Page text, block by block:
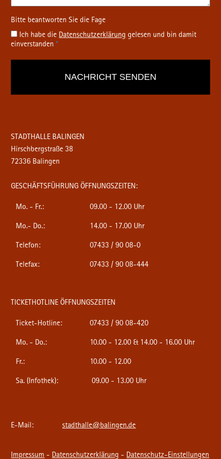
Ich habe die Datenschutz­erklärung gelesen und bin damit
einverstanden*
STADTHALLE BALINGEN
Hirschbergstraße 38
72336 Balingen
GESCHÄFTSFÜHRUNG ÖFFNUNGSZEITEN:
Mo. - Fr.: 09.00 - 12.00 Uhr
Mo.- Do.: 14.00 - 17.00 Uhr
Telefon: 07433 / 90 08-0
Telefax: 07433 / 90 08-444
TICKETHOTLINE ÖFFNUNGSZEITEN
Ticket-Hotline: 07433 / 90 08-420
Mo. - Do.: 10.00 - 12.00 & 14.00 - 16.00 Uhr
Fr.: 10.00 - 12.00
Sa. (Infothek): 09.00 - 13.00 Uhr
E-Mail: stadthalle@balingen.de
Impressum - Datenschutzerklärung - Datenschutz-Einstellungen